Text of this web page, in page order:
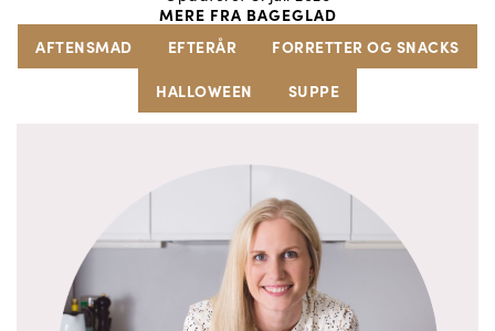
MERE FRA BAGEGLAD
AFTENSMAD
EFTERÅR
FORRETTER OG SNACKS
HALLOWEEN
SUPPE